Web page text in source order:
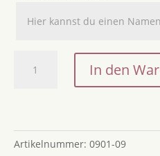
Wandlampe
aus
Holz
In den
Artikelnummer: 0901-09